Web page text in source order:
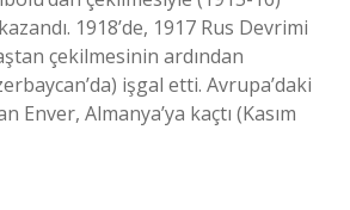
1918’de, 1917 Rus Devrimi
çekilmesinin ardından
işgal etti. Avrupa’daki
Enver, Almanya’ya kaçtı (Kasım